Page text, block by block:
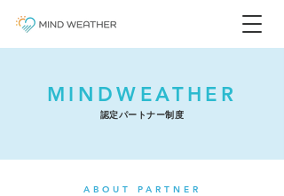
MINDWEATHER
認定パートナー制度
ABOUT PARTNER